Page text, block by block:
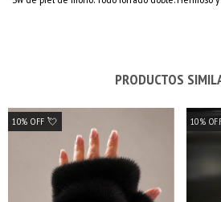
PRODUCTOS
10% OFF 💘 10%